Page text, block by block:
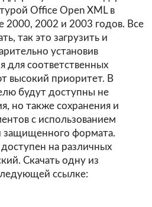
Office Open XML в
2000, 2002 и 2003 годов. Все
так это загрузить и
установив
для соответственных
высокий приоритет. В
будут доступны не
но также сохранения и
с использованием
защищенного формата.
на различных
Скачать одну из
ссылке: